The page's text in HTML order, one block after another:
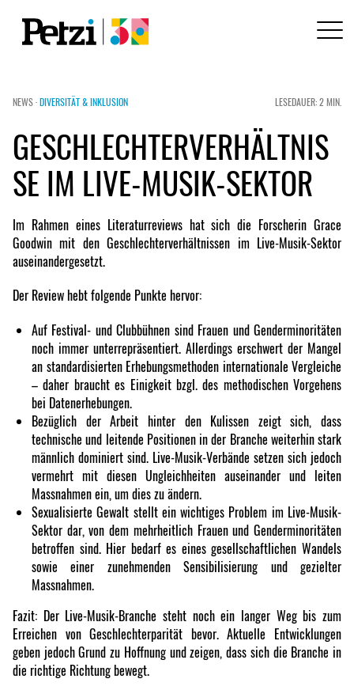
NEWS ·DIVERSITÄT & INKLUSION LESEDAUER: 2 MIN.
GESCHLECHTERVERHÄLTNIS
SE IM LIVE-MUSIK-SEKTOR
Im Rahmen eines Literaturreviews hat sich die Forscherin Grace
Goodwin mit den Geschlechterverhältnissen im Live-Musik-Sektor
auseinandergesetzt.
Der Review hebt folgende Punkte hervor:
Auf Festival- und Clubbühnen sind Frauen und Genderminoritäten
noch immer unterrepräsentiert. Allerdings erschwert der Mangel
an standardisierten Erhebungsmethoden internationale Vergleiche
– daher braucht es Einigkeit bzgl. des methodischen Vorgehens
bei Datenerhebungen.
Bezüglich der Arbeit hinter den Kulissen zeigt sich, dass
technische und leitende Positionen in der Branche weiterhin stark
männlich dominiert sind. Live-Musik-Verbände setzen sich jedoch
vermehrt mit diesen Ungleichheiten auseinander und leiten
Massnahmen ein, um dies zu ändern.
Sexualisierte Gewalt stellt ein wichtiges Problem im Live-Musik-
Sektor dar, von dem mehrheitlich Frauen und Genderminoritäten
betroffen sind. Hier bedarf es eines gesellschaftlichen Wandels
sowie einer zunehmenden Sensibilisierung und gezielter
Massnahmen.
Fazit: Der Live-Musik-Branche steht noch ein langer Weg bis zum
Erreichen von Geschlechterparität bevor. Aktuelle Entwicklungen
geben jedoch Grund zu Hoffnung und zeigen, dass sich die Branche in
die richtige Richtung bewegt.